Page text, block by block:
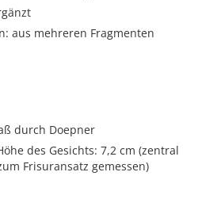
aus mehreren Fragmenten
durch Doepner
des Gesichts: 7,2 cm (zentral
Frisuransatz gemessen)